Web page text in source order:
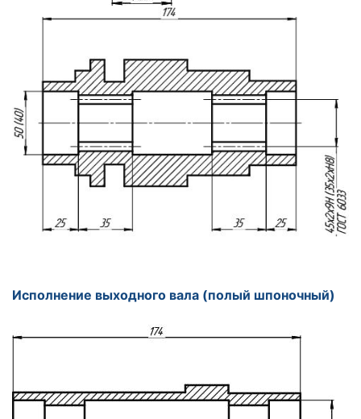
Исполнение выходного вала (полый шпоночный)